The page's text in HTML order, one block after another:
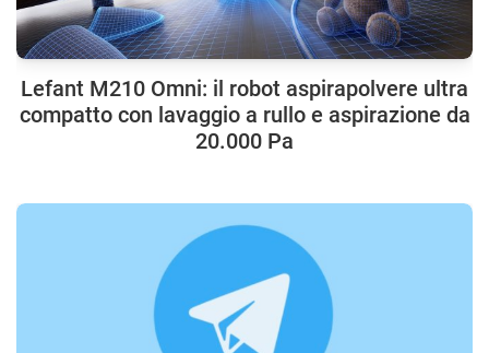
Lefant M210 Omni: il robot aspirapolvere ultra
compatto con lavaggio a rullo e aspirazione da
20.000 Pa